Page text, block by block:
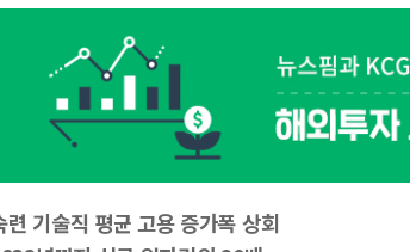
련 기술직 평균 고용 증가폭 상회